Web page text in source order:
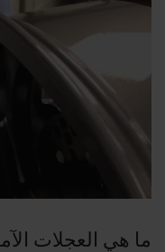
ما هي العجلات